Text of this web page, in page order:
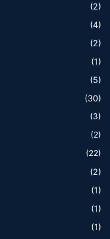
(2)
(4)
(2)
(1)
(5)
(30)
(3)
(2)
(22)
(2)
(1)
(1)
(1)